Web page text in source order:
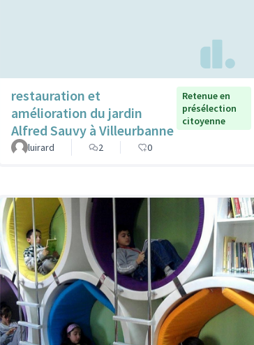
restauration et
amélioration du jardin
Alfred Sauvy à Villeurbanne
Retenue en
présélection
citoyenne
luirard 2 0